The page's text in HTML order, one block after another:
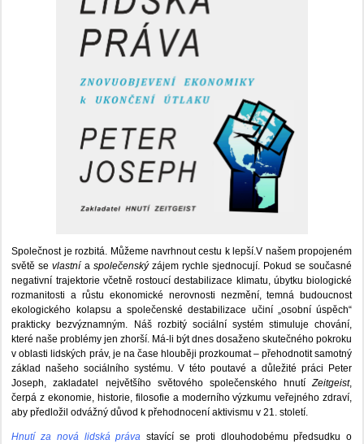
Společnost je rozbitá. Můžeme navrhnout cestu k lepší.V našem propojeném
světě sevlastní a společenskýzájem rychle sjednocují. Pokud se současné
negativní trajektorie včetně rostoucí destabilizace klimatu, úbytku biologické
rozmanitosti a růstu ekonomické nerovnosti nezmění, temná budoucnost
ekologického kolapsu a společenské destabilizace učiní „osobní úspěch“
prakticky bezvýznamným. Náš rozbitý sociální systém stimuluje chování,
které naše problémy jen zhorší. Má-li být dnes dosaženo skutečného pokroku
v oblasti lidských práv, je na čase hlouběji prozkoumat – přehodnotit samotný
základ našeho sociálního systému. V této poutavé a důležité práci Peter
Joseph, zakladatel největšího světového společenského hnutíZeitgeist,
čerpá z ekonomie, historie, filosofie a moderního výzkumu veřejného zdraví,
aby předložil odvážný důvod k přehodnocení aktivismu v 21. století.
Hnutí za nová lidská práva stavící se proti dlouhodobému předsudku o